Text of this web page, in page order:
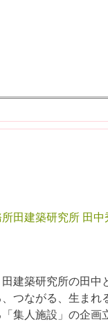
田建築研究所 田中
建築研究所の田中
つながる、生まれ
集人施設」の企画